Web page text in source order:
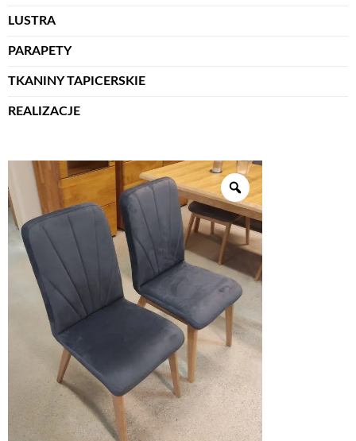
LUSTRA
PARAPETY
TKANINY TAPICERSKIE
REALIZACJE